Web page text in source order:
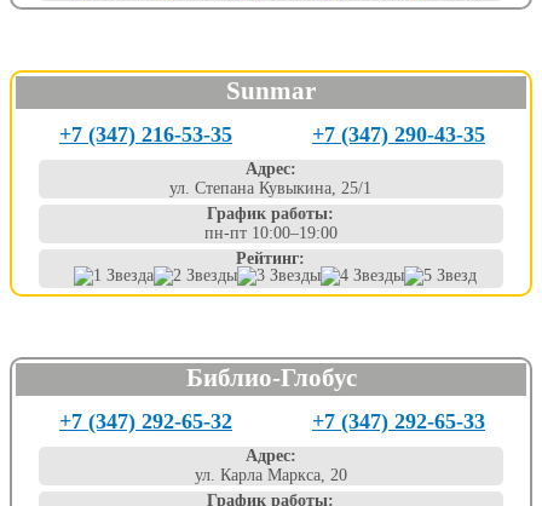
Sunmar
+7 (347) 216-53-35 +7 (347) 290-43-35
Адрес:
ул. Степана Кувыкина, 25/1
График работы:
пн-пт 10:00–19:00
Рейтинг:
Библио-Глобус
+7 (347) 292-65-32 +7 (347) 292-65-33
Адрес:
ул. Карла Маркса, 20
График работы: